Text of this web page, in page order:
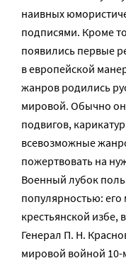
наивных
подписями. Кроме
появились первые
в европейской
жанров родились
мировой. Обычно
подвигов,
всевозможные
пожертвовать на
Военный лубок
популярностью:
крестьянской избе,
Генерал П. Н.
мировой войной